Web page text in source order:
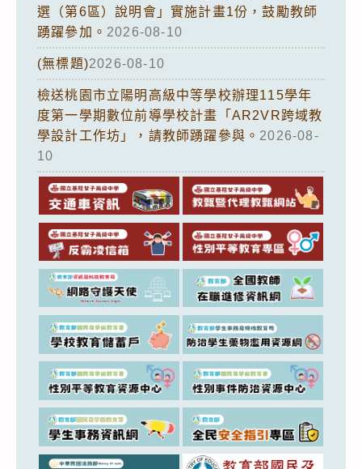
選（第6區）說明會」實施計畫1份，鼓勵教師
踴躍參加。 2026-08-10
(無標題)2026-08-10
檢送桃園市立陽明高級中等學校辦理115學年
度第一學期數位前導學校計畫「AR2VR跨域教
學設計工作坊」，請教師踴躍參與。 2026-08-
10